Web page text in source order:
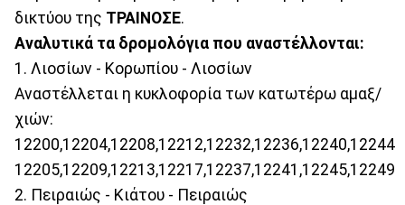
δικτύου της ΤΡΑΙΝΟΣΕ.
Αναλυτικά τα δρομολόγια που αναστέλλονται:
1. Λιοσίων - Κορωπίου - Λιοσίων
Αναστέλλεται η κυκλοφορία των κατωτέρω αμαξ/
χιών:
12200,12204,12208,12212,12232,12236,12240,12244
12205,12209,12213,12217,12237,12241,12245,12249
2. Πειραιώς - Κιάτου - Πειραιώς